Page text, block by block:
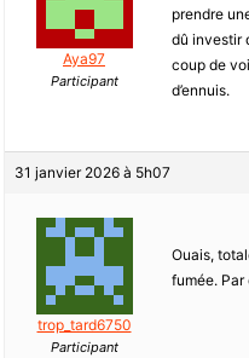
Aya97
Participant
prendre
dû investir
coup de
d’ennuis.
31 janvier 2026 à 5h07
trop_tard6750
Participant
Ouais,
fumée. Par